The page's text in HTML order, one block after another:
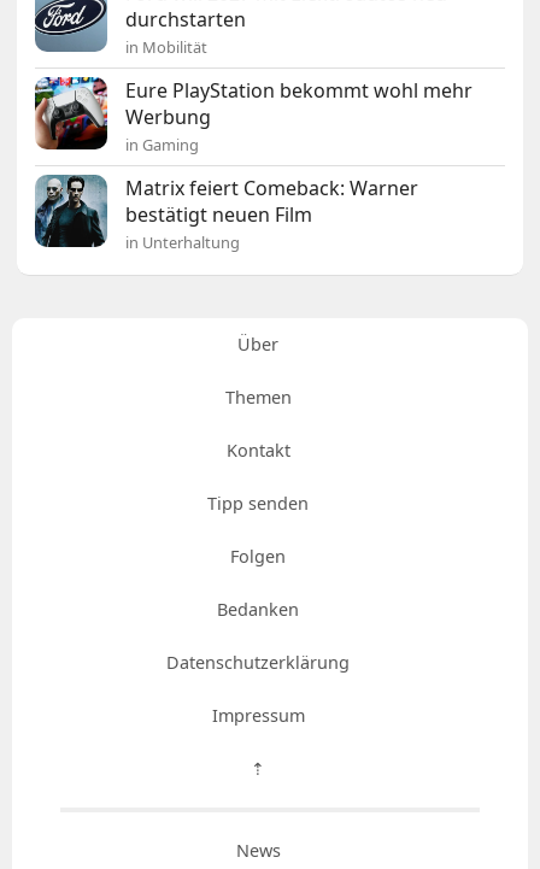
durchstarten
in Mobilität
Eure PlayStation bekommt wohl mehr
Werbung
in Gaming
Matrix feiert Comeback: Warner
bestätigt neuen Film
in Unterhaltung
Über
Themen
Kontakt
Tipp senden
Folgen
Bedanken
Datenschutzerklärung
Impressum
⇡
News